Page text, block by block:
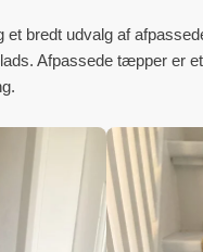
bredt udvalg af
Afpassede tæpper er